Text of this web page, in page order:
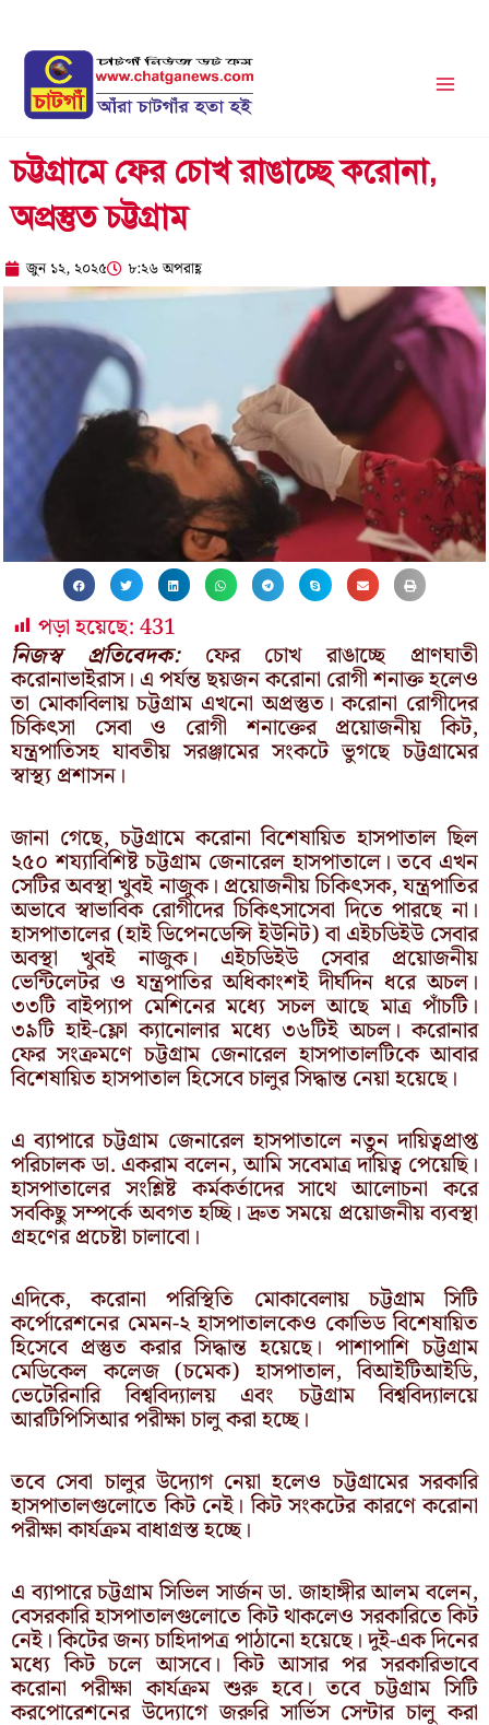
content
চট্টগ্রামে ফের চোখ রাঙাচ্ছে করোনা,
অপ্রস্তুত চট্টগ্রাম
জুন ১২, ২০২৫ ৮:২৬ অপরাহ্ণ
পড়া হয়েছে:431
নিজস্ব প্রতিবেদক:ফের চোখ রাঙাচ্ছে প্রাণঘাতী
করোনাভাইরাস। এ পর্যন্ত ছয়জন করোনা রোগী শনাক্ত হলেও
তা মোকাবিলায় চট্টগ্রাম এখনো অপ্রস্তুত। করোনা রোগীদের
চিকিৎসা সেবা ও রোগী শনাক্তের প্রয়োজনীয় কিট,
যন্ত্রপাতিসহ যাবতীয় সরঞ্জামের সংকটে ভুগছে চট্টগ্রামের
স্বাস্থ্য প্রশাসন।
জানা গেছে, চট্টগ্রামে করোনা বিশেষায়িত হাসপাতাল ছিল
২৫০ শয্যাবিশিষ্ট চট্টগ্রাম জেনারেল হাসপাতালে। তবে এখন
সেটির অবস্থা খুবই নাজুক। প্রয়োজনীয় চিকিৎসক, যন্ত্রপাতির
অভাবে স্বাভাবিক রোগীদের চিকিৎসাসেবা দিতে পারছে না।
হাসপাতালের (হাই ডিপেনডেন্সি ইউনিট) বা এইচডিইউ সেবার
অবস্থা খুবই নাজুক। এইচডিইউ সেবার প্রয়োজনীয়
ভেন্টিলেটর ও যন্ত্রপাতির অধিকাংশই দীর্ঘদিন ধরে অচল।
৩৩টি বাইপ্যাপ মেশিনের মধ্যে সচল আছে মাত্র পাঁচটি।
৩৯টি হাই-ফ্লো ক্যানোলার মধ্যে ৩৬টিই অচল। করোনার
ফের সংক্রমণে চট্টগ্রাম জেনারেল হাসপাতালটিকে আবার
বিশেষায়িত হাসপাতাল হিসেবে চালুর সিদ্ধান্ত নেয়া হয়েছে।
এ ব্যাপারে চট্টগ্রাম জেনারেল হাসপাতালে নতুন দায়িত্বপ্রাপ্ত
পরিচালক ডা. একরাম বলেন, আমি সবেমাত্র দায়িত্ব পেয়েছি।
হাসপাতালের সংশ্লিষ্ট কর্মকর্তাদের সাথে আলোচনা করে
সবকিছু সম্পর্কে অবগত হচ্ছি। দ্রুত সময়ে প্রয়োজনীয় ব্যবস্থা
গ্রহণের প্রচেষ্টা চালাবো।
এদিকে, করোনা পরিস্থিতি মোকাবেলায় চট্টগ্রাম সিটি
কর্পোরেশনের মেমন-২ হাসপাতালকেও কোভিড বিশেষায়িত
হিসেবে প্রস্তুত করার সিদ্ধান্ত হয়েছে। পাশাপাশি চট্টগ্রাম
মেডিকেল কলেজ (চমেক) হাসপাতাল, বিআইটিআইডি,
ভেটেরিনারি বিশ্ববিদ্যালয় এবং চট্টগ্রাম বিশ্ববিদ্যালয়ে
আরটিপিসিআর পরীক্ষা চালু করা হচ্ছে।
তবে সেবা চালুর উদ্যোগ নেয়া হলেও চট্টগ্রামের সরকারি
হাসপাতালগুলোতে কিট নেই। কিট সংকটের কারণে করোনা
পরীক্ষা কার্যক্রম বাধাগ্রস্ত হচ্ছে।
এ ব্যাপারে চট্টগ্রাম সিভিল সার্জন ডা. জাহাঙ্গীর আলম বলেন,
বেসরকারি হাসপাতালগুলোতে কিট থাকলেও সরকারিতে কিট
নেই। কিটের জন্য চাহিদাপত্র পাঠানো হয়েছে। দুই-এক দিনের
মধ্যে কিট চলে আসবে। কিট আসার পর সরকারিভাবে
করোনা পরীক্ষা কার্যক্রম শুরু হবে। তবে চট্টগ্রাম সিটি
করপোরেশনের উদ্যোগে জরুরি সার্ভিস সেন্টার চালু করা